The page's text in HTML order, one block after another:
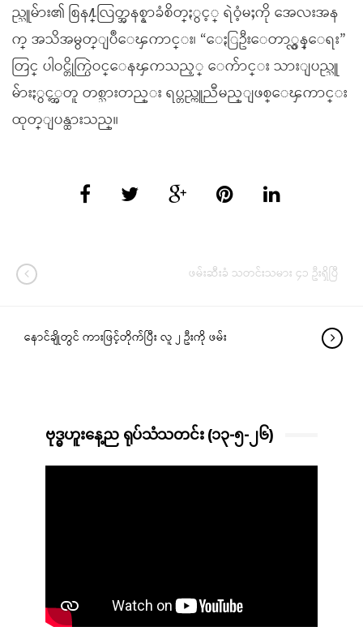
ည္သူမ်ား၏ စြန႔္လြတ္အနစ္နာခံစိတ္ႏွင့္ ရဲဝံ့မႈကို အေလးအန
က္ အသိအမွတ္ျပဳေၾကာင္း၊ “ေႏြဦးေတာ္လွန္ေရး”
တြင္ ပါဝင္တိုက္ပြဲဝင္ေနၾကသည့္ ေက်ာင္း သားျပည္သူ
မ်ားႏွင့္အတူ တစ္သားတည္း ရပ္တည္ကူညီမည္ျဖစ္ေၾကာင္း
ထုတ္ျပန္ထားသည္။
ဖမ်းဆီးခံ သတင်းသမား ၄၁ ဦးရှိပြီ
နောင်ချိုတွင် ကားဖြင့်တိုက်ပြီး လူ ၂ ဦးကို ဖမ်း
ဗုဒ္ဓဟူးနေ့ည ရုပ်သံသတင်း (၁၃-၅-၂၆)